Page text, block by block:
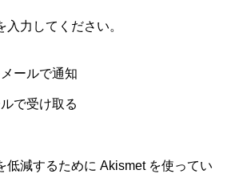
入力してください。
ールで通知
で受け取る
低減するために Akismet を使ってい